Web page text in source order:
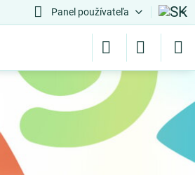
Panel používateľa